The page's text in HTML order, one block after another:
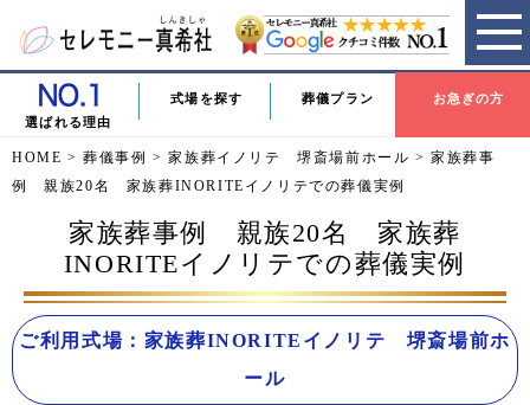
選ばれる理由
式場を探す 葬儀プラン お急ぎの方
HOME >葬儀事例 >家族葬イノリテ 堺斎場前ホール >家族葬事
例 親族20名 家族葬INORITEイノリテでの葬儀実例
家族葬事例 親族20名 家族葬
INORITEイノリテでの葬儀実例
ご利用式場：家族葬INORITEイノリテ 堺斎場前ホ
ール